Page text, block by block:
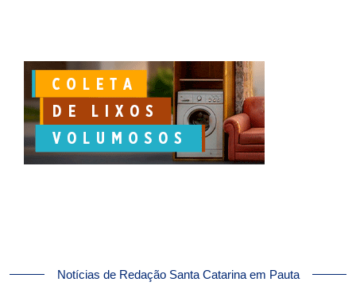
Notícias de Redação Santa Catarina em Pauta